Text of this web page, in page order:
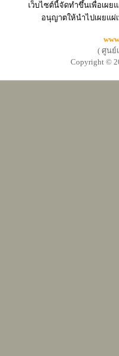
เว็บไซต์นี้จัดทำขึ้นเพื่อเผ
อนุญาตให้นำไปเผยแ
( ศูนย์
Copyright ©